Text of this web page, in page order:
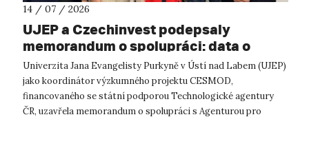
14 / 07 / 2026
UJEP a Czechinvest podepsaly
memorandum o spolupráci: data o
podnikatelském prostředí posílí
výzkum CESMOD
Univerzita Jana Evangelisty Purkyně v Ústí nad Labem (UJEP)
jako koordinátor výzkumného projektu CESMOD,
financovaného se státní podporou Technologické agentury
ČR, uzavřela memorandum o spolupráci s Agenturou pro